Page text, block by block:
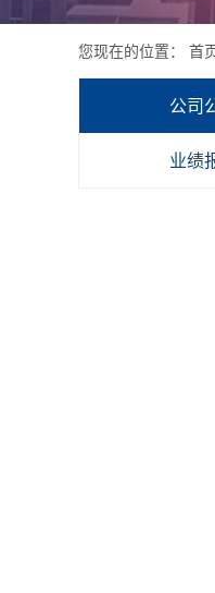
您现在的位置： 首
公司
业绩